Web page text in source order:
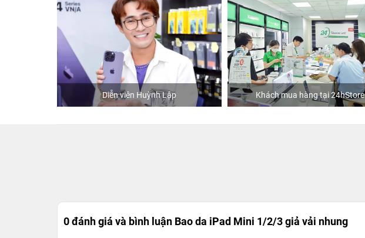
Diễn viên Huỳnh Lập Khách mua hàng tại 24hStore
0 đánh giá và bình luận Bao da iPad Mini 1/2/3 giả vải nhung